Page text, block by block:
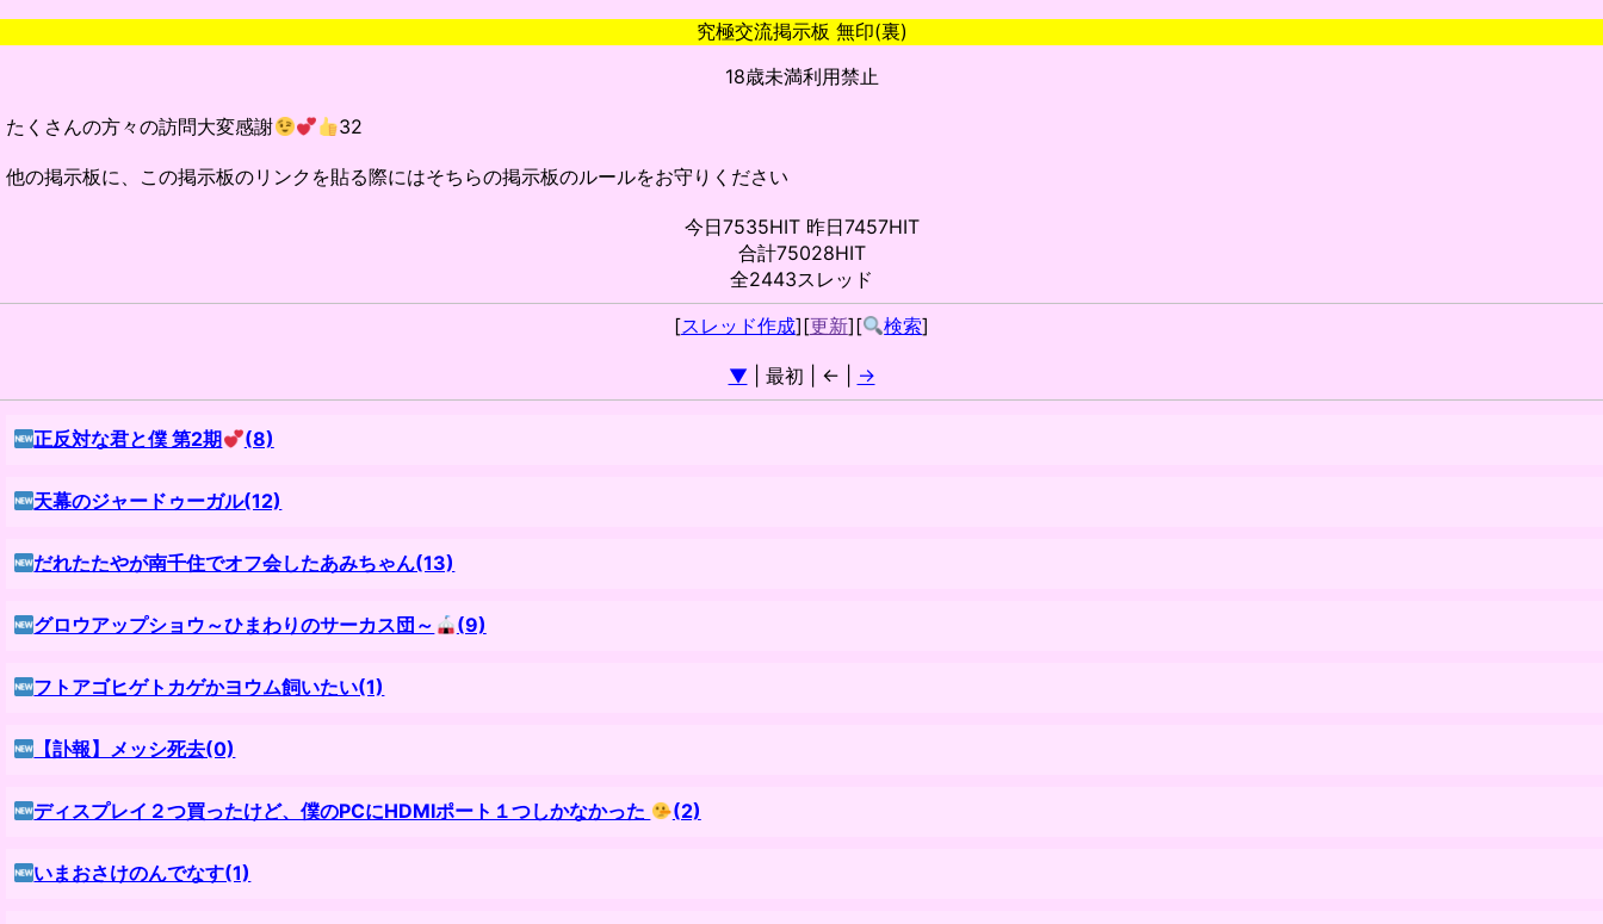
究極交流掲示板 無印(裏)
18歳未満利用禁止
たくさんの方々の訪問大変感謝 32
他の掲示板に、この掲示板のリンクを貼る際にはそちらの掲示板のルールをお守りください
今日7535HIT 昨日7457HIT
合計75028HIT
全2443スレッド
[スレッド作成][更新][ 検索]
▼ | 最初 | ← | →
正反対な君と僕 第2期 (8)
天幕のジャードゥーガル(12)
だれたたやが南千住でオフ会したあみちゃん(13)
グロウアップショウ～ひまわりのサーカス団～ (9)
フトアゴヒゲトカゲかヨウム飼いたい(1)
【訃報】メッシ死去(0)
ディスプレイ２つ買ったけど、僕のPCにHDMIポート１つしかなかった (2)
いまおさけのんでなす(1)